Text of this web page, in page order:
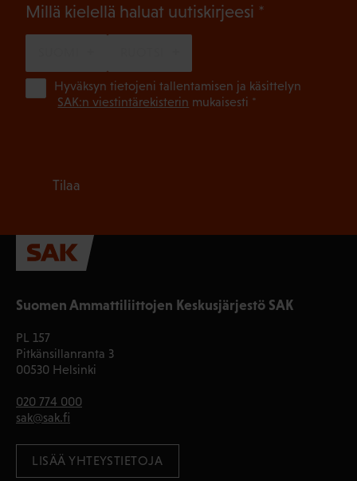
Suomen Ammattiliittojen Keskusjärjestö SAK
PL 157
Pitkänsillanranta 3
00530 Helsinki
020 774 000
sak@sak.fi
LISÄÄ YHTEYSTIETOJA
Millä kielellä haluat uutiskirjeesi (Pakollinen)
Hyväksyn tietojeni tallentamisen ja käsittelyn
SAK:n viestintärekisterin mukaisesti *
Tilaa